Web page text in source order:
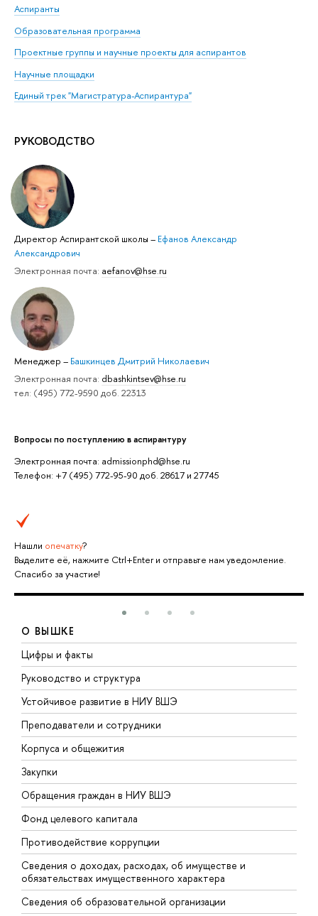
Аспиранты
Образовательная программа
Проектные группы и научные проекты для аспирантов
Научные площадки
Единый трек "Магистратура-Аспирантура"
РУКОВОДСТВО
Директор Аспирантской школы – Ефанов Александр
Александрович
Электронная почта: aefanov@hse.ru
Менеджер – Башкинцев Дмитрий Николаевич
Электронная почта: dbashkintsev@hse.ru
тел: (495) 772-9590 доб. 22313
Вопросы по поступлению в аспирантуру
Электронная почта: admissionphd@hse.ru
Телефон: +7 (495) 772-95-90 доб. 28617 и 27745
Нашли опечатку?
Выделите её, нажмите Ctrl+Enter и отправьте нам уведомление.
Спасибо за участие!
О ВЫШКЕ
Цифры и факты
Руководство и структура
Устойчивое развитие в НИУ ВШЭ
Преподаватели и сотрудники
Корпуса и общежития
Закупки
Обращения граждан в НИУ ВШЭ
Фонд целевого капитала
Противодействие коррупции
Сведения о доходах, расходах, об имуществе и
обязательствах имущественного характера
Сведения об образовательной организации